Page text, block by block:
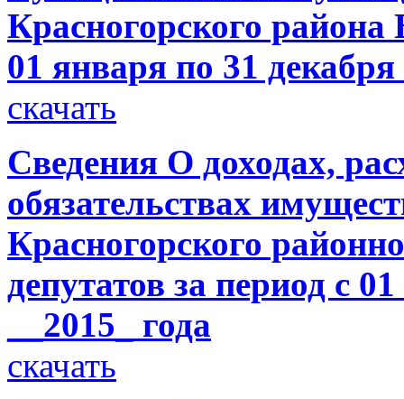
Красногорского района
01 января по 31 декабря
скачать
Сведения О доходах,
обязательствах
Красногорского
депутатов за период с
__2015_ года
скачать